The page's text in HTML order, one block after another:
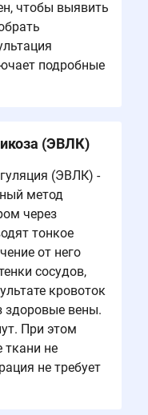
чтобы выявить
подробные
(ЭВЛК)
(ЭВЛК) -
метод
через
тонкое
от него
сосудов,
кровоток
здоровые вены.
При этом
ткани не
не требует